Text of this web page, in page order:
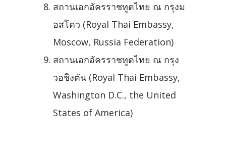
สถานเอกอัครราชทูตไทย ณ กรุงม
อสโคว (Royal Thai Embassy,
Moscow, Russia Federation)
สถานเอกอัครราชทูตไทย ณ กรุง
วอชิงตัน (Royal Thai Embassy,
Washington D.C., the United
States of America)